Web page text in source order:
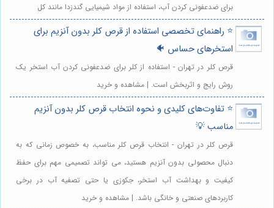
برای ضدعفونی کردن آب، استفاده از مواد شیمیایی گندزدا مانند کل
⭐️ راهنمای تخصصی استفاده از قرص کلر بدون آنزیم برای
استخرهای حساس 🐠
قرص کلر در تهران - استفاده از کلر برای ضدعفونی کردن آب استخر یک
روش رایج و اثربخش است. | مشاهده و خرید
⭐️ تفاوت‌های کلیدی و نحوه انتخاب قرص کلر بدون آنزیم
مناسب 💡
قرص کلر در تهران - انتخاب قرص کلر مناسب، به خصوص زمانی که به
دنبال محصولی بدون آنزیم هستید، می تواند تصمیمی مهم برای حفظ
کیفیت و بهداشت آب استخر، جکوزی یا حتی تصفیه آب در برخی
کاربردهای صنعتی و خانگی باشد. | مشاهده و خرید